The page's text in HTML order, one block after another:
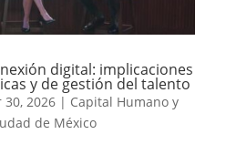
digital: implicaciones
y de gestión del talento
30, 2026| Capital Humano y
de México